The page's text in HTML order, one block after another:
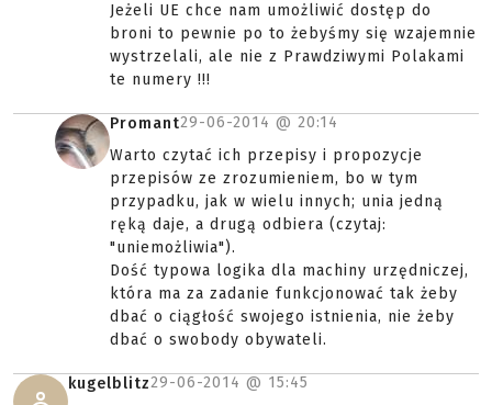
Jeżeli UE chce nam umożliwić dostęp do
broni to pewnie po to żebyśmy się wzajemnie
wystrzelali, ale nie z Prawdziwymi Polakami
te numery !!!
Promant29-06-2014 @ 20:14
Warto czytać ich przepisy i propozycje
przepisów ze zrozumieniem, bo w tym
przypadku, jak w wielu innych; unia jedną
ręką daje, a drugą odbiera (czytaj:
"uniemożliwia").
Dość typowa logika dla machiny urzędniczej,
która ma za zadanie funkcjonować tak żeby
dbać o ciągłość swojego istnienia, nie żeby
dbać o swobody obywateli.
kugelblitz29-06-2014 @ 15:45